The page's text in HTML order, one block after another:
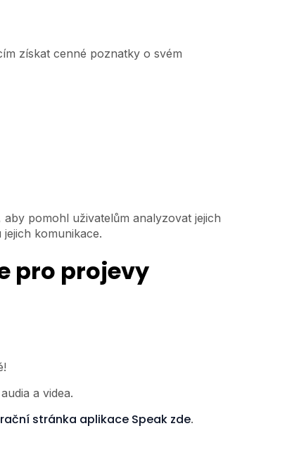
získat cenné poznatky o svém
pomohl uživatelům analyzovat jejich
komunikace.
pro projevy
a videa.
stránka aplikace Speak zde.